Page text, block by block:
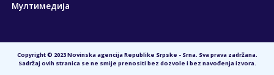
Мултимедија
Copyright © 2023 Novinska agencija Republike Srpske - Srna. Sva prava zadržana.
Sadržaj ovih stranica se ne smije prenositi bez dozvole i bez navođenja izvora.